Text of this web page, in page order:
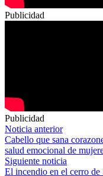
Publicidad
Publicidad
Navegación
de
entradas
Noticia anterior
Cabello que sana
salud emocional de
Siguiente noticia
El incendio en el cerro